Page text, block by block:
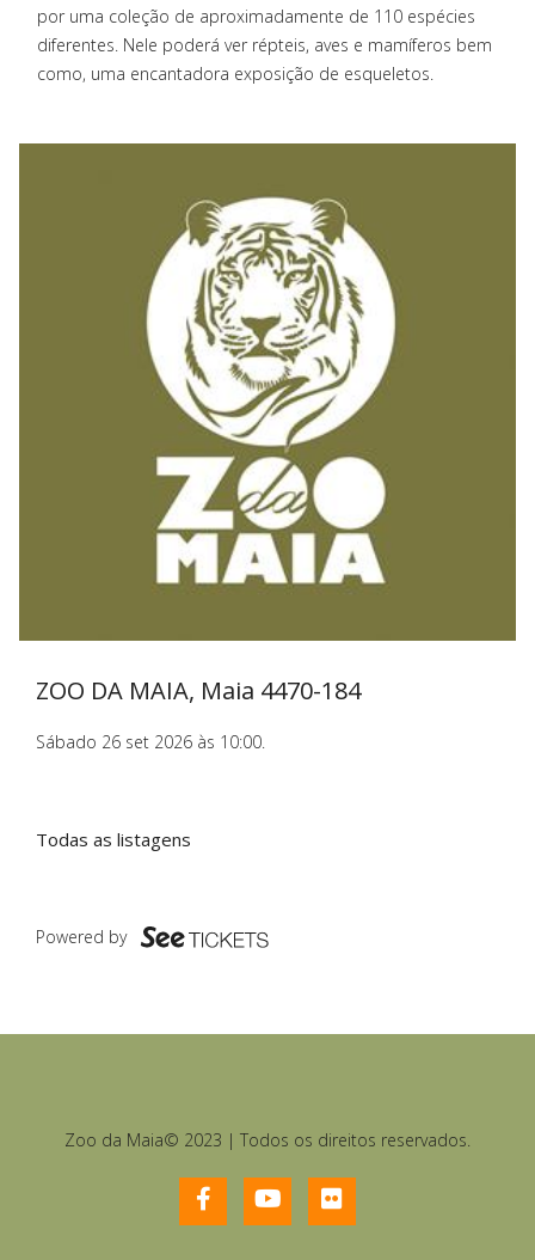
ZOO DA MAIA, Maia 4470-184
Sábado 26 set 2026 às 10:00.
Todas as listagens
Powered by
por uma coleção de aproximadamente de 110 espécies
diferentes. Nele poderá ver répteis, aves e mamíferos bem
como, uma encantadora exposição de esqueletos.
Zoo da Maia© 2023 | Todos os direitos reservados.